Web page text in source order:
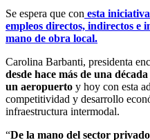
Se espera que con esta
empleos directos, indirectos e
mano de obra local.
Carolina Barbanti, presidenta
desde hace más de una
un aeropuerto y hoy con esta
competitividad y desarrollo
infraestructura intermodal.
“De la mano del sector